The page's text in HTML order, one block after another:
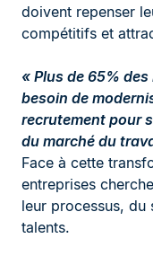
doivent repenser
compétitifs et
« Plus de 65%
besoin de
recrutement pour
du marché du
Face à cette
entreprises
leur processus, du
talents.